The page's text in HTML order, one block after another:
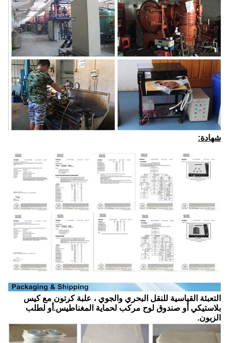
شهادة:
التعبئة القياسية للنقل البحري والجوي ، علبة كرتون مع كيس
بلاستيكي أو صندوق لوح مركب لحماية المغناطيس.أو لطلب
الزبون.